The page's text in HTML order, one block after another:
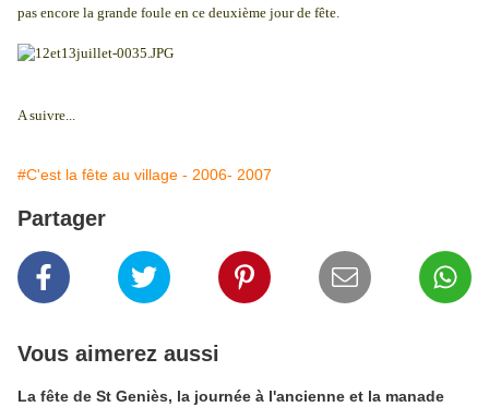
pas encore la grande foule en ce deuxième jour de fête.
A suivre...
#C'est la fête au village - 2006- 2007
Partager
Vous aimerez aussi
La fête de St Geniès, la journée à l'ancienne et la manade